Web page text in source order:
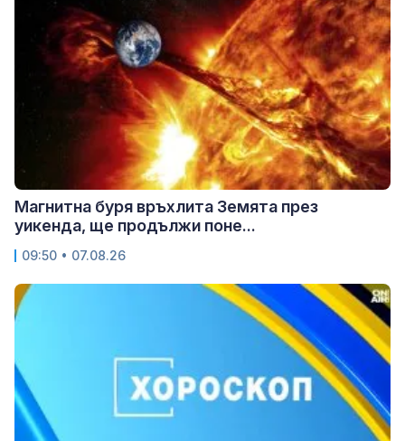
Магнитна буря връхлита Земята през
уикенда, ще продължи поне...
09:50 • 07.08.26